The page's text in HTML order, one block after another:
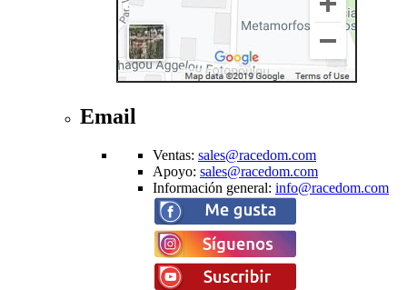
Email
Ventas: sales@racedom.com
Apoyo: sales@racedom.com
Información general: info@racedom.com